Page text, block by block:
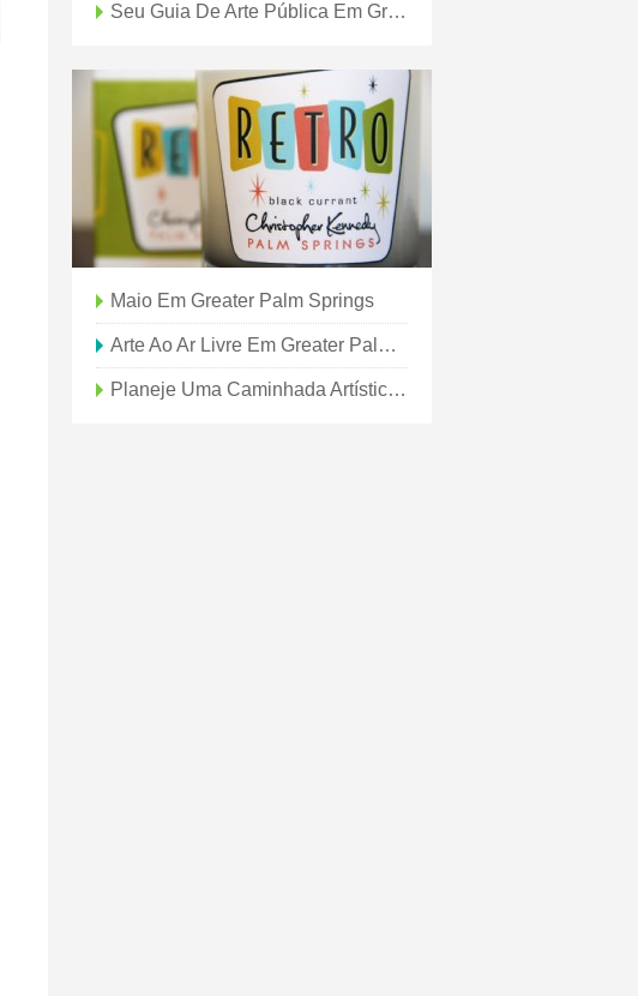
Seu Guia De Arte Pública Em Greater Palm Springs
Maio Em Greater Palm Springs
Arte Ao Ar Livre Em Greater Palm Springs
Planeje Uma Caminhada Artística Na Grande Palm Springs